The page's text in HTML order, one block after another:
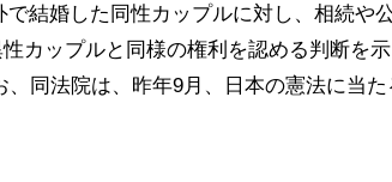
で結婚した同性カップルに対し、相続や
カップルと同様の権利を認める判断を
、同法院は、昨年9月、日本の憲法に当た